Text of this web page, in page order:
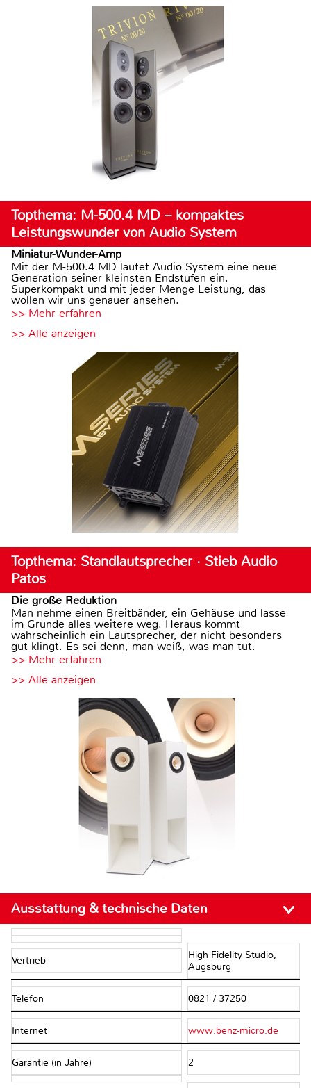
Topthema: M-500.4 MD – kompaktes
Leistungswunder von Audio System
Miniatur-Wunder-Amp
Mit der M-500.4 MD läutet Audio System eine neue
Generation seiner kleinsten Endstufen ein.
Superkompakt und mit jeder Menge Leistung, das
wollen wir uns genauer ansehen.
>> Mehr erfahren
>> Alle anzeigen
Topthema: Standlautsprecher · Stieb Audio
Patos
Die große Reduktion
Man nehme einen Breitbänder, ein Gehäuse und lasse
im Grunde alles weitere weg. Heraus kommt
wahrscheinlich ein Lautsprecher, der nicht besonders
gut klingt. Es sei denn, man weiß, was man tut.
>> Mehr erfahren
>> Alle anzeigen
Ausstattung & technische Daten
Vertrieb
High Fidelity Studio,
Augsburg
Telefon 0821 / 37250
Internet www.benz-micro.de
Garantie (in Jahre) 2